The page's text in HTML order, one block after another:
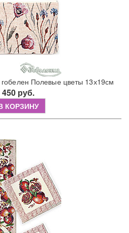
Полевые цветы 13х19см
450 руб.
КОРЗИНУ